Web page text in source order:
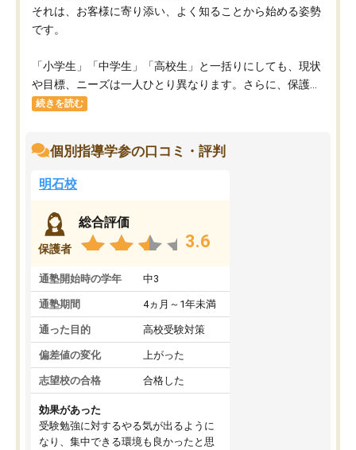
それは、お客様に寄り添い、よく知ることから始める姿勢
です。
「小学生」「中学生」「高校生」と一括りにしても、現状
や目標、ニーズは一人ひとり異なります。さらに、保護...
続きを読む
個別指導学参の口コミ・評判
明石校
保護者
総合評価
3.6
通塾開始時の学年 中3
通塾期間 4ヵ月～1年未満
通った目的 高校受験対策
偏差値の変化 上がった
志望校の合格 合格した
効果があった
受験勉強に対するやる気が出るように
なり、集中できる環境も良かったと思